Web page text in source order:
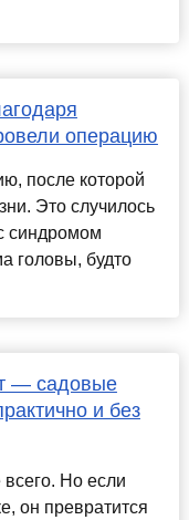
операцию
после которой
Это случилось
синдромом
головы, будто
— садовые
и без
Но если
он превратится